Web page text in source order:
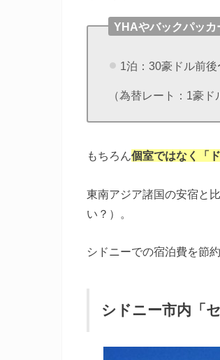
YHAやバックパッ
1泊：30豪ドル前
（為替レート：1豪ド
もちろん個室ではなく「
東南アジア諸国の安宿と
い？）。
シドニーでの宿泊費を節
シドニー市内「